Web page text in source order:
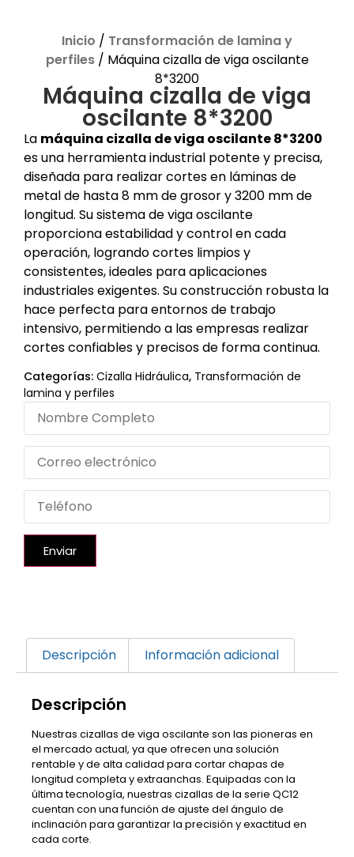
Inicio / Transformación de lamina y
perfiles/ Máquina cizalla de viga oscilante
8*3200
Máquina cizalla de viga
oscilante 8*3200
La máquina cizalla de viga oscilante 8*3200
es una herramienta industrial potente y precisa,
diseñada para realizar cortes en láminas de
metal de hasta 8 mm de grosor y 3200 mm de
longitud. Su sistema de viga oscilante
proporciona estabilidad y control en cada
operación, logrando cortes limpios y
consistentes, ideales para aplicaciones
industriales exigentes. Su construcción robusta la
hace perfecta para entornos de trabajo
intensivo, permitiendo a las empresas realizar
cortes confiables y precisos de forma continua.
Categorías: Cizalla Hidráulica, Transformación de
lamina y perfiles
Enviar
Descripción Información adicional
Descripción
Nuestras cizallas de viga oscilante son las pioneras en
el mercado actual, ya que ofrecen una solución
rentable y de alta calidad para cortar chapas de
longitud completa y extraanchas. Equipadas con la
última tecnología, nuestras cizallas de la serie QC12
cuentan con una función de ajuste del ángulo de
inclinación para garantizar la precisión y exactitud en
cada corte.